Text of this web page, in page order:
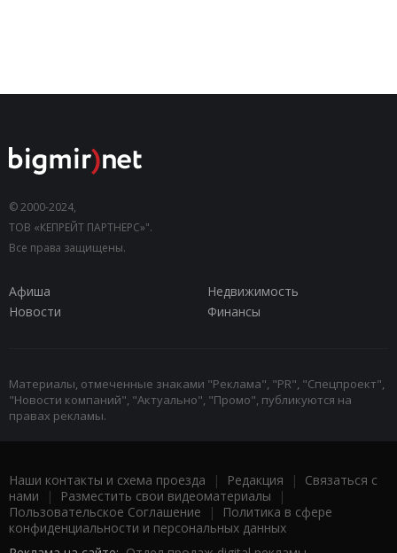
© 2000-2024,
ТОВ «КЕПРЕЙТ ПАРТНЕРС»".
Все права защищены.
Афиша
Недвижимость
Новости
Финансы
Материалы, отмеченные знаками "Реклама", "PR", "Спецпроект",
"Новости компаний", "Актуально", "Промо", публикуются на
правах рекламы.
Наши контакты и схема проезда | Редакция | Связаться с
нами | Разместить свои видеоматериалы |
Пользовательское Соглашение |
Политика в сфере
конфиденциальности и персональных данных